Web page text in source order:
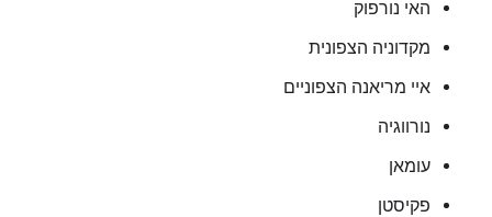
האי נורפוק
מקדוניה הצפונית
איי מריאנה הצפוניים
נורווגיה
עומאן
פקיסטן